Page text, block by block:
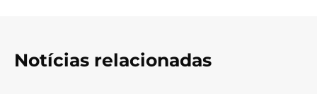
Notícias relacionadas